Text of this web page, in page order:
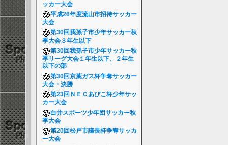
ッカー大会
平成26年度流山市招待サッカー
大会
第30回我孫子市少年サッカー秋
季大会３年生以下
第30回我孫子市少年サッカー秋
季リーグ大会１年生以下、２年生
以下の部
第30回京葉ガス杯争奪サッカー
大会・決勝
第23回ＮＥＣあびこ杯少年サッ
カー大会
白井スポーツ少年団サッカー秋
季大会
第20回松戸市議長杯争奪サッカ
ー大会